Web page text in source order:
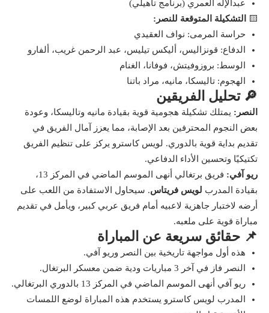
عبدالإله العمري (برنامج تأهيلي)
🟨
التشكيلة المتوقعة للنصر:
حراسة المرمى: نواف العقيدي
الدفاع: قونزاليس، أليكس تيليس، عبد الرحمن غريب، ألفارو
الوسط: بروزوفيتش، فوفانا، الغنام
الهجوم: تاليسكا، مانيه، مراد باتنا
🔎 تحليل الفريقين
النصر: يمتلك تشكيلة هجومية قوية بقيادة مانيه وتاليسكا، وعودة
بعض النجوم المحترفين بعد الإصابة، مما يعزز آمال الفريق في
تقديم بداية قوية بالدوري. لويس كاسترو يركز على تنظيم الفريق
تكتيكيًا وتحسين الأداء الدفاعي.
ريو آفي:
فريق برتغالي أنهى الموسم الماضي في المركز 13،
بقيادة المدرب لويس فريتاس. سيحاول الاستفادة من اللعب على
أرضه لاختبار جاهزية لاعبيه أمام فريق عربي كبير، ويأمل في تقديم
مباراة قوية على ملعبه.
📌 حقائق سريعة عن المباراة
هذه أول مواجهة تاريخية بين النصر وريو آفي.
النصر فاز في آخر 3 مباريات ودية ضمن معسكر البرتغال.
ريو آفي أنهى الموسم الماضي في المركز 13 بالدوري البرتغالي.
المدرب لويس كاسترو يستخدم هذه المباراة لوضع اللمسات